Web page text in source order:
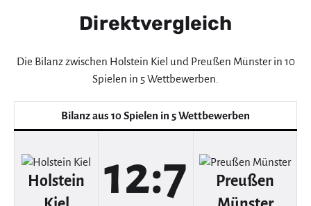
Direktvergleich
Die Bilanz zwischen Holstein Kiel und Preußen Münster in 10
Spielen in 5 Wettbewerben.
Bilanz aus 10 Spielen in 5 Wettbewerben
Holstein
12:7
Preußen